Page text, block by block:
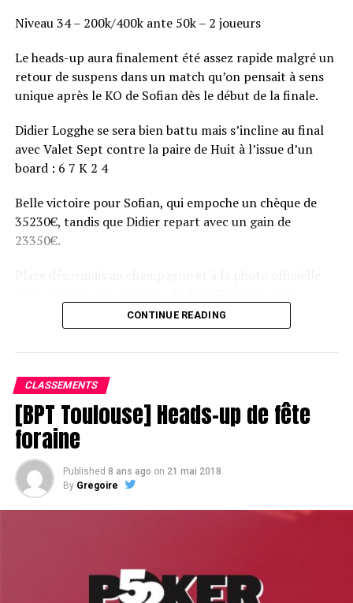
Niveau 34 – 200k/400k ante 50k – 2 joueurs
Le heads-up aura finalement été assez rapide malgré un
retour de suspens dans un match qu’on pensait à sens
unique après le KO de Sofian dès le début de la finale.
Didier Logghe se sera bien battu mais s’incline au final
avec Valet Sept contre la paire de Huit à l’issue d’un
board : 6 7 K 2 4
Belle victoire pour Sofian, qui empoche un chèque de
35230€, tandis que Didier repart avec un gain de
23350€.
CONTINUE READING
CLASSEMENTS
[BPT Toulouse] Heads-up de fête
foraine
Published 8 ans ago on 21 mai 2018
By Gregoire